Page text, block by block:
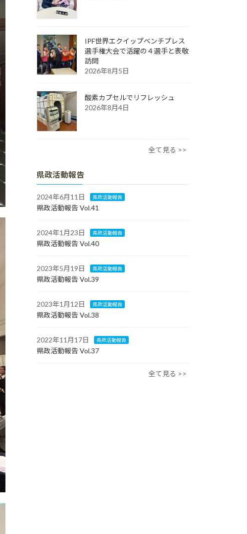
IPF世界エクイップベンチプレス
選手権大会で活躍の４選手と表敬
訪問
2026年8月5日
酸素カプセルでリフレッシュ
2026年8月4日
全て見る >>
県政活動報告
2024年6月11日 県政活動報告
県政活動報告 Vol.41
2024年1月23日 県政活動報告
県政活動報告 Vol.40
2023年5月19日 県政活動報告
県政活動報告 Vol.39
2023年1月12日 県政活動報告
県政活動報告 Vol.38
2022年11月17日 県政活動報告
県政活動報告 Vol.37
全て見る >>